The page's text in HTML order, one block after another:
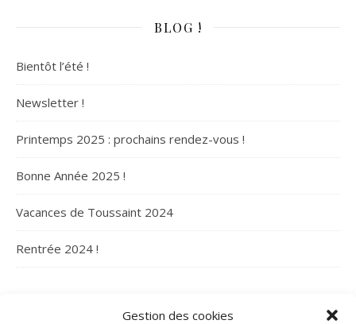
Gestion des cookies
BLOG !
Bientôt l’été !
Newsletter !
Printemps 2025 : prochains rendez-vous !
Bonne Année 2025 !
Vacances de Toussaint 2024
Rentrée 2024 !
ARCHIVES